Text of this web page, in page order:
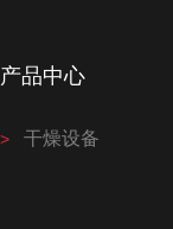
产品中心
干燥设备